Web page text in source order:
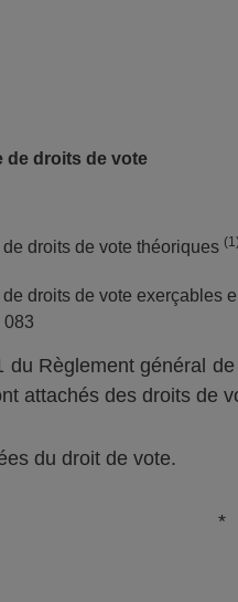
de droits de vote
de droits de vote théoriques (1)
de droits de vote exerçables
083
Règlement général
attachés des droits de
du droit de vote.